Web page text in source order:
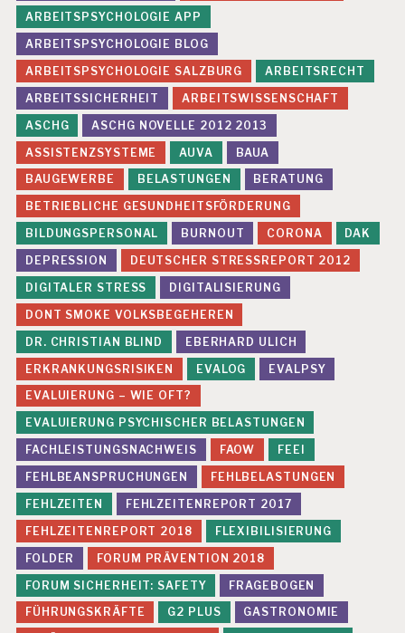
H
U
N
G
E
N
G
E
S
U
N
D
H
EI
T
S
S
C
H
U
T
Z
P
E
R
S
O
N
A
L
A
R
B
EI
T
ARBEITSPSYCHOLOGIE APP
ARBEITSPSYCHOLOGIE BLOG
ARBEITSPSYCHOLOGIE SALZBURG
ARBEITSRECHT
ARBEITSSICHERHEIT
ARBEITSWISSENSCHAFT
ASCHG
ASCHG NOVELLE 2012 2013
ASSISTENZSYSTEME
AUVA
BAUA
BAUGEWERBE
BELASTUNGEN
BERATUNG
BETRIEBLICHE GESUNDHEITSFÖRDERUNG
BILDUNGSPERSONAL
BURNOUT CORONA
DAK
DEPRESSION
DEUTSCHER STRESSREPORT 2012
DIGITALER STRESS
DIGITALISIERUNG
DONT SMOKE VOLKSBEGEHEREN
DR. CHRISTIAN BLIND
EBERHARD ULICH
ERKRANKUNGSRISIKEN
EVALOG
EVALPSY
EVALUIERUNG – WIE OFT?
EVALUIERUNG PSYCHISCHER BELASTUNGEN
FACHLEISTUNGSNACHWEIS
FAOW
FEEI
FEHLBEANSPRUCHUNGEN
FEHLBELASTUNGEN
FEHLZEITEN
FEHLZEITENREPORT 2017
FEHLZEITENREPORT 2018
FLEXIBILISIERUNG
FOLDER
FORUM PRÄVENTION 2018
FORUM SICHERHEIT: SAFETY
FRAGEBOGEN
FÜHRUNGSKRÄFTE
G2 PLUS
GASTRONOMIE